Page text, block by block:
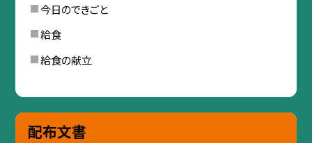
今日のできごと
給食
給食の献立
配布文書